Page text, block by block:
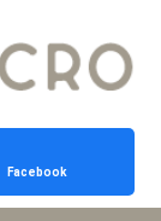
Facebook